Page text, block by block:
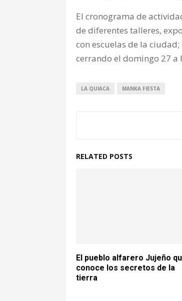
El cronograma de
de diferentes talleres,
con escuelas de la
cerrando el domingo 27 a
LA QUIACA MANKA FIESTA
RELATED POSTS
El pueblo alfarero Jujeño
conoce los secretos de la
tierra